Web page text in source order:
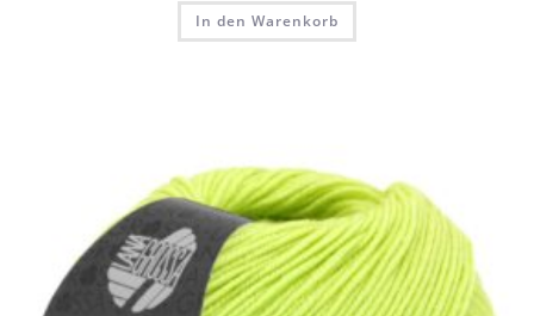
In den Warenkorb